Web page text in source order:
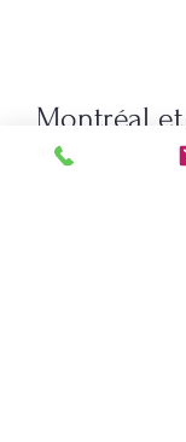
Montréal
Montréal
Laval